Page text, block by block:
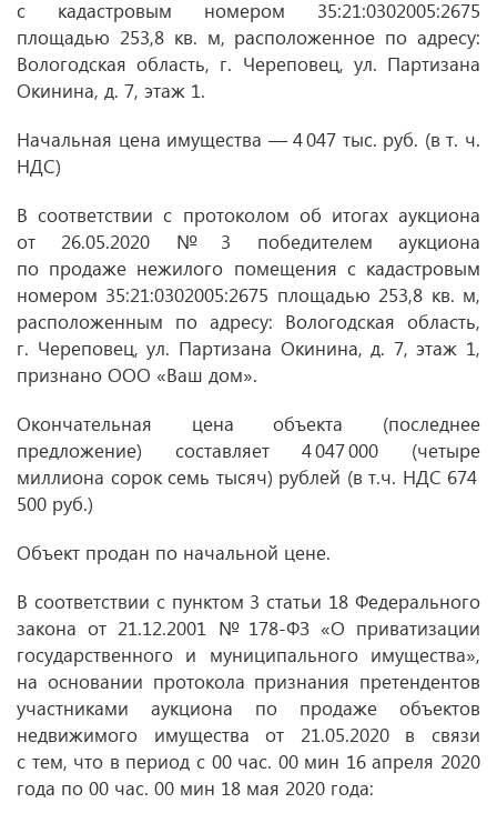
с кадастровым номером 35:21:0302005:2675
площадью 253,8 кв. м, расположенное по адресу:
Вологодская область, г. Череповец, ул. Партизана
Окинина, д. 7, этаж 1.
Начальная цена имущества — 4 047 тыс. руб. (в т. ч.
НДС)
В соответствии с протоколом об итогах аукциона
от 26.05.2020 № 3 победителем аукциона
по продаже нежилого помещения с кадастровым
номером 35:21:0302005:2675 площадью 253,8 кв. м,
расположенным по адресу: Вологодская область,
г. Череповец, ул. Партизана Окинина, д. 7, этаж 1,
признано ООО «Ваш дом».
Окончательная цена объекта (последнее
предложение) составляет 4 047 000 (четыре
миллиона сорок семь тысяч) рублей (в т.ч. НДС 674
500 руб.)
Объект продан по начальной цене.
В соответствии с пунктом 3 статьи 18 Федерального
законаот 21.12.2001 № 178-ФЗ «О приватизации
государственного и муниципального имущества»,
на основании протокола признания претендентов
участниками аукциона по продаже объектов
недвижимого имуществаот 21.05.2020в связи
с тем, что в период с 00 час. 00 мин 16 апреля 2020
года по 00 час. 00 мин 18 мая 2020 года: